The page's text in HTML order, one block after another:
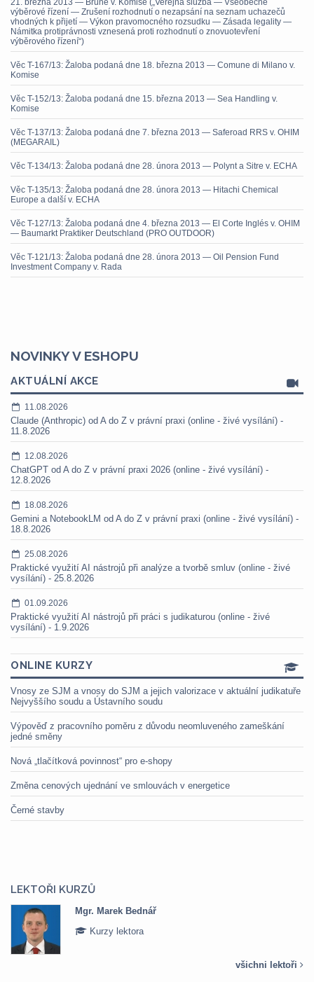
21. března 2013 — Brune v. Komise („Veřejná služba — Všeobecné
výběrové řízení — Zrušení rozhodnutí o nezapsání na seznam uchazečů
vhodných k přijetí — Výkon pravomocného rozsudku — Zásada legality —
Námitka protiprávnosti vznesená proti rozhodnutí o znovuotevření
výběrového řízení“)
Věc T-167/13: Žaloba podaná dne 18. března 2013 — Comune di Milano v.
Komise
Věc T-152/13: Žaloba podaná dne 15. března 2013 — Sea Handling v.
Komise
Věc T-137/13: Žaloba podaná dne 7. března 2013 — Saferoad RRS v. OHIM
(MEGARAIL)
Věc T-134/13: Žaloba podaná dne 28. února 2013 — Polynt a Sitre v. ECHA
Věc T-135/13: Žaloba podaná dne 28. února 2013 — Hitachi Chemical
Europe a další v. ECHA
Věc T-127/13: Žaloba podaná dne 4. března 2013 — El Corte Inglés v. OHIM
— Baumarkt Praktiker Deutschland (PRO OUTDOOR)
Věc T-121/13: Žaloba podaná dne 28. února 2013 — Oil Pension Fund
Investment Company v. Rada
NOVINKY V ESHOPU
AKTUÁLNÍ AKCE
11.08.2026
Claude (Anthropic) od A do Z v právní praxi (online - živé vysílání) -
11.8.2026
12.08.2026
ChatGPT od A do Z v právní praxi 2026 (online - živé vysílání) -
12.8.2026
18.08.2026
Gemini a NotebookLM od A do Z v právní praxi (online - živé vysílání) -
18.8.2026
25.08.2026
Praktické využití AI nástrojů při analýze a tvorbě smluv (online - živé
vysílání) - 25.8.2026
01.09.2026
Praktické využití AI nástrojů při práci s judikaturou (online - živé
vysílání) - 1.9.2026
ONLINE KURZY
Vnosy ze SJM a vnosy do SJM a jejich valorizace v aktuální judikatuře
Nejvyššího soudu a Ústavního soudu
Výpověď z pracovního poměru z důvodu neomluveného zameškání
jedné směny
Nová „tlačítková povinnost“ pro e-shopy
Změna cenových ujednání ve smlouvách v energetice
Černé stavby
LEKTOŘI KURZŮ
Mgr. Marek Bednář
Kurzy lektora
všichni lektoři